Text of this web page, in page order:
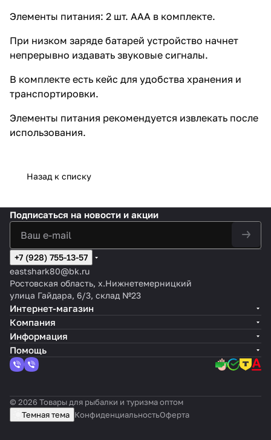
Элементы питания: 2 шт. ААА в комплекте.
При низком заряде батарей устройство начнет
непрерывно издавать звуковые сигналы.
В комплекте есть кейс для удобства хранения и
транспортировки.
Элементы питания рекомендуется извлекать после
использования.
Назад к списку
Подписаться на новости и акции
+7 (928) 755-13-57
eastshark80@bk.ru
Ростовская область, х.Нижнетемерницкий
улица Гайдара, 6/3, склад №23
Интернет-магазин
Компания
Информация
Помощь
© 2026 Товары для рыбалки и туризма оптом
Темная тема КонфиденциальностьОферта